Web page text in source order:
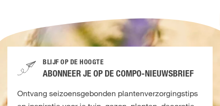
BLIJF OP DE HOOGTE
ABONNEER JE OP DE COMPO-NIEUWSBRIEF
Ontvang seizoensgebonden plantenverzorgingstips